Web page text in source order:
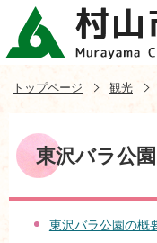
トップページ 観光
東沢バラ公園
東沢バラ公園の概